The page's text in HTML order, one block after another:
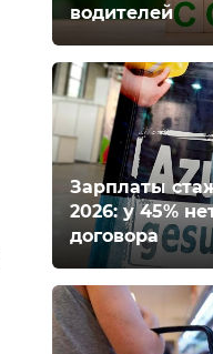
водителей
Зарплаты
2026: у 45%
договора